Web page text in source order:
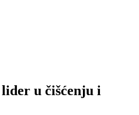
u čišćenju i